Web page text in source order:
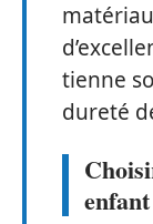
tienne
dureté
enfant